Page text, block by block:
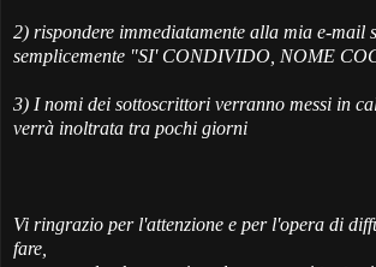
2) rispondere immediatamente alla mia e-mail
semplicemente "SI' CONDIVIDO, NOME
3) I nomi dei sottoscrittori verranno messi in
verrà inoltrata tra pochi giorni
Vi ringrazio per l'attenzione e per l'opera di
fare,